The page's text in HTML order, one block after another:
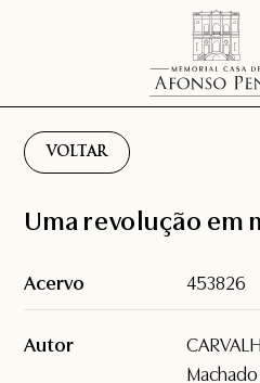
VOLTAR
Uma revolução em
Acervo 453826
Autor